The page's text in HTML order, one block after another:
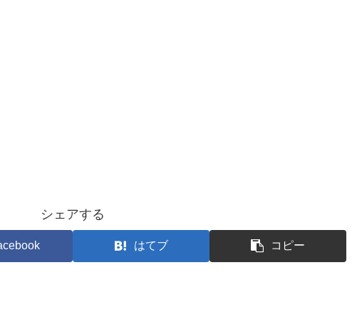
シェアする
はてブ コピー